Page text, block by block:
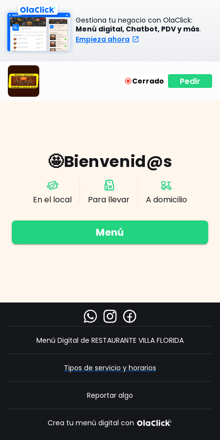
Gestiona tu negocio con OlaClick:
Menú digital, Chatbot, PDV y más.
Empieza ahora
Cerrado Pedir
🤩Bienvenid@s
En el local Para llevar A domicilio
Menú
IR AL ENLACE
IR AL ENLACEIR AL ENLACE
Menú Digital de RESTAURANTE VILLA FLORIDA
Tipos de servicio y horarios
Reportar algo
Crea tu menú digital con